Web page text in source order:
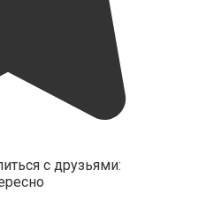
с друзьями: